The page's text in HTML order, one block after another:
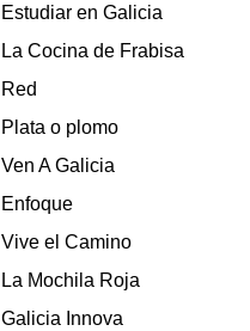
Estudiar en Galicia
La Cocina de Frabisa
Red
Plata o plomo
Ven A Galicia
Enfoque
Vive el Camino
La Mochila Roja
Galicia Innova